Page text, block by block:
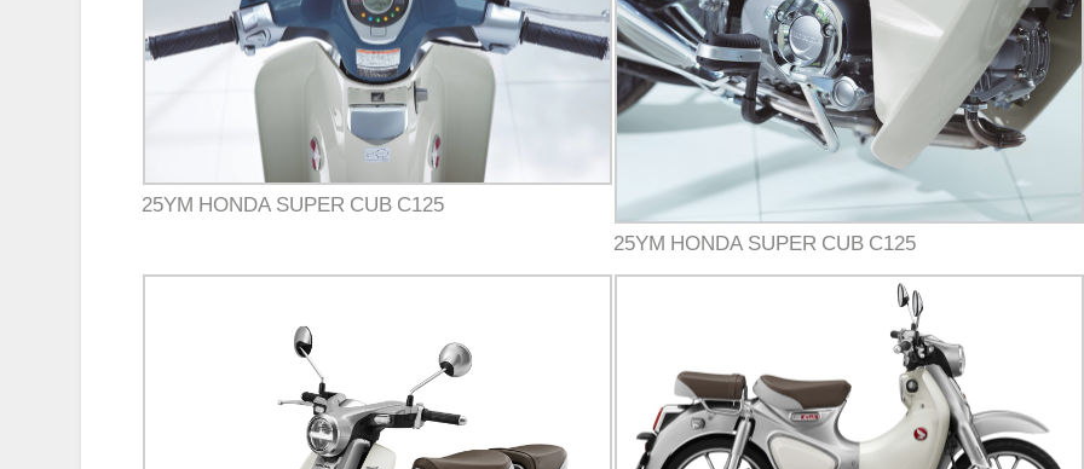
25YM HONDA SUPER CUB C125
25YM HONDA SUPER CUB C125